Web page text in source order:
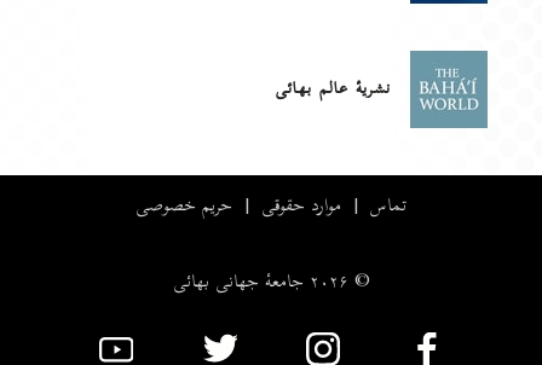
نشریهٔ عالم بهائی
تماس | موارد حقوقی | حریم خصوصی
© ۲۰۲۶ جامعۀ جهانی بهائی